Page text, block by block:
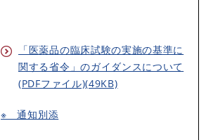
「医薬品の臨床試験の実施の基準に
関する省令」のガイダンスについて
(PDFファイル)(49KB)
※ 通知別添